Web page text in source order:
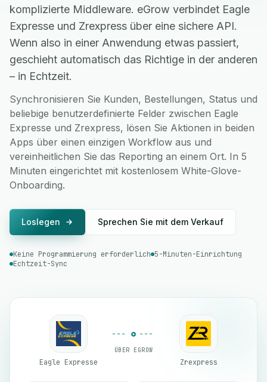
komplizierte Middleware. eGrow verbindet Eagle
Expresse und Zrexpress über eine sichere API.
Wenn also in einer Anwendung etwas passiert,
geschieht automatisch das Richtige in der anderen
– in Echtzeit.
Synchronisieren Sie Kunden, Bestellungen, Status und
beliebige benutzerdefinierte Felder zwischen Eagle
Expresse und Zrexpress, lösen Sie Aktionen in beiden
Apps über einen einzigen Workflow aus und
vereinheitlichen Sie das Reporting an einem Ort. In 5
Minuten eingerichtet mit kostenlosem White-Glove-
Onboarding.
Loslegen Sprechen Sie mit dem Verkauf
Keine Programmierung erforderlich 5-Minuten-Einrichtung
Echtzeit-Sync
Eagle Expresse
ÜBER EGROW
Zrexpress